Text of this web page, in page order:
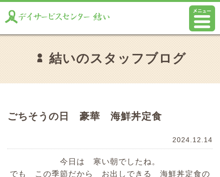
結いのスタッフブログ
ごちそうの日 豪華 海鮮丼定食
2024.12.14
今日は 寒い朝でしたね。
でも この季節だから お出しできる 海鮮丼定食の